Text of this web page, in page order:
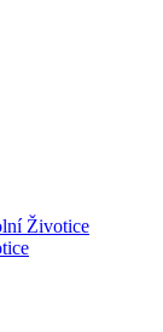
Životice